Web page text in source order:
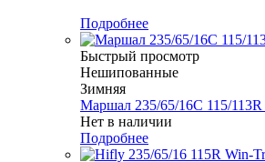
Подробнее
Быстрый просмотр
Нешипованные
Зимняя
Маршал 235/65/16C 115/
Нет в наличии
Подробнее